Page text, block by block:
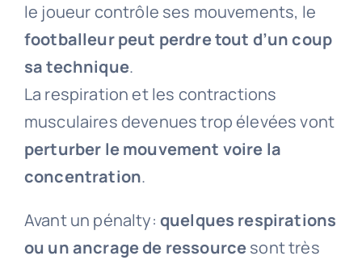
le joueur contrôle ses mouvements, le
footballeur peut perdre tout d’un coup
sa technique.
La respiration et les contractions
musculaires devenues trop élevées vont
perturber le mouvement voire la
concentration.
Avant un pénalty: quelques respirations
ou un ancrage de ressourcesont très